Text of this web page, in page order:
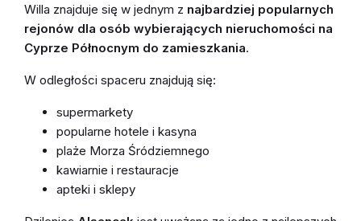
Willa znajduje się w jednym z najbardziej popularnych
rejonów dla osób wybierających nieruchomości na
Cyprze Północnym do zamieszkania.
W odległości spaceru znajdują się:
supermarkety
popularne hotele i kasyna
plaże Morza Śródziemnego
kawiarnie i restauracje
apteki i sklepy